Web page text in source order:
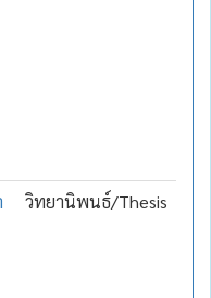
วิทยานิพนธ์/Thesis